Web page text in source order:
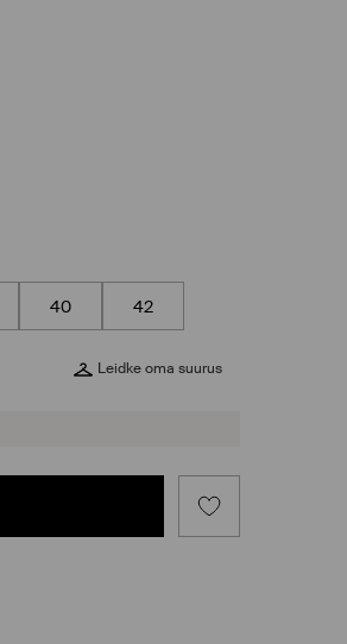
40 42
Leidke oma suurus